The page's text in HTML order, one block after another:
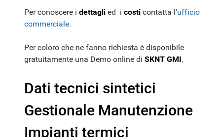
Per conoscere i dettagli ed i costi contatta l'ufficio
commerciale.
Per coloro che ne fanno richiesta è disponibile
gratuitamente una Demo online di SKNT GMI.
Dati tecnici sintetici
Gestionale Manutenzione
Impianti termici